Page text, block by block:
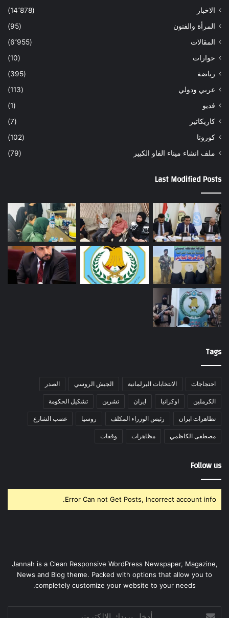
الاخبار
(14٬878)
المرأة والفنون
(95)
المقالات
(6٬955)
حوارات
(10)
رياضة
(395)
عربي ودولي
(113)
فديو
(1)
كاريكاتير
(7)
كورونا
(102)
ملف انشاء ميناء الفاو الكبير
(79)
Last Modified Posts
Tags
احتجاجات الانتخابات البرلمانية الجيش الروسي الصدر
الكرملين اوكرانيا ايران تشرين تشكيل الحكومة
تظاهرات ايران رئيس الوزراء المكلف روسيا غضب الشارع
مصطفى الكاظمي مظاهرات وقفات
Follow us
Error Can not Get Posts, Incorrect account info.
Jannah is a Clean Responsive WordPress Newspaper, Magazine,
News and Blog theme. Packed with options that allow you to
completely customize your website to your needs.